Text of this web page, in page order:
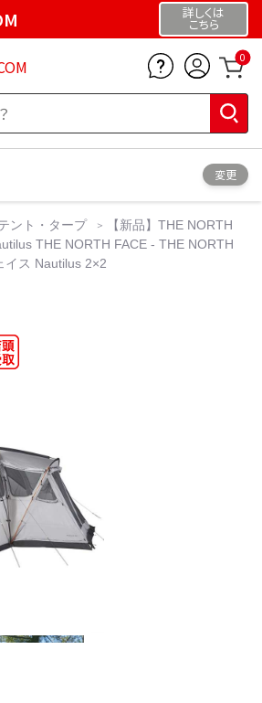
詳しくは
こちら
0
変更
ント・タープ
【新品】THE NORTH
THE NORTH FACE - THE NORTH
イス Nautilus 2×2